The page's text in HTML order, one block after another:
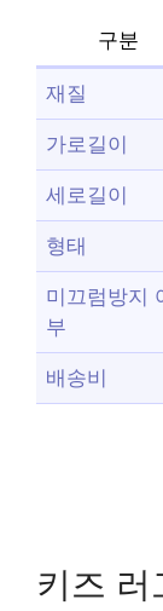
구분
재질
가로길이
세로길이
형태
미끄럼방지
부
배송비
키즈 러